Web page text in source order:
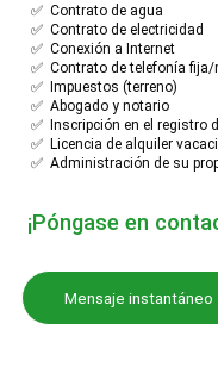
✅ Contrato de agua
✅ Contrato de electricidad
✅ Conexión a Internet
✅ Contrato de telefonía fija/
✅ Impuestos (terreno)
✅ Abogado y notario
✅ Inscripción en el registro
✅ Licencia de alquiler
✅ Administración de su
¡Póngase en
Mensaje instantáneo